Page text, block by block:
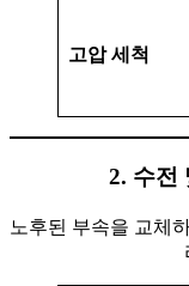
고압 세척
2. 수전
노후된 부속을 교체